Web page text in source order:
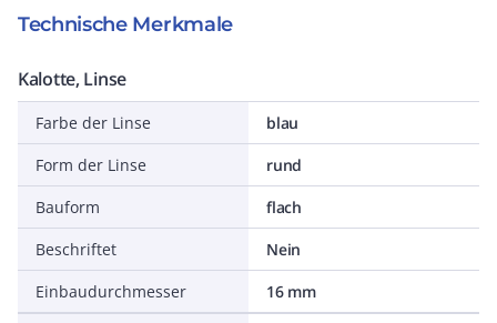
Technische Merkmale
Kalotte, Linse
Farbe der Linse
blau
Form der Linse
rund
Bauform
flach
Beschriftet
Nein
Einbaudurchmesser
16 mm